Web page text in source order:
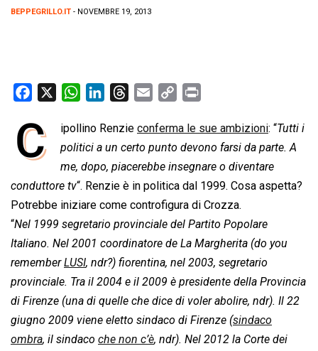
BEPPEGRILLO.IT - NOVEMBRE 19, 2013
c
e
o
o
k
W
a
t
s
A
p
p
n
k
e
d
I
n
r
e
a
d
s
a
i
l
p
y
L
i
n
k
i
n
t
C ipollino Renzie conferma le sue ambizioni: “Tutti i
politici a un certo punto devono farsi da parte. A
me, dopo, piacerebbe insegnare o diventare
conduttore tv“. Renzie è in politica dal 1999. Cosa aspetta?
Potrebbe iniziare come controfigura di Crozza.
“Nel 1999 segretario provinciale del Partito Popolare
Italiano. Nel 2001 coordinatore de La Margherita (do you
rememberLUSI, ndr?) fiorentina, nel 2003, segretario
provinciale. Tra il 2004 e il 2009 è presidente della Provincia
di Firenze (una di quelle che dice di voler abolire, ndr). Il 22
giugno 2009 viene eletto sindaco di Firenze (sindaco
ombra, il sindaco che non c’è, ndr). Nel 2012 la Corte dei